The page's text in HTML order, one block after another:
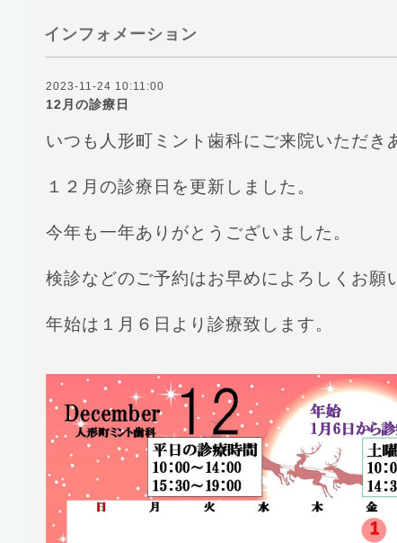
インフォメーション
2023-11-24 10:11:00
12月の診療日
いつも人形町ミント歯科にご来院いただき
１２月の診療日を更新しました。
今年も一年ありがとうございました。
検診などのご予約はお早めによろしくお願
年始は１月６日より診療致します。